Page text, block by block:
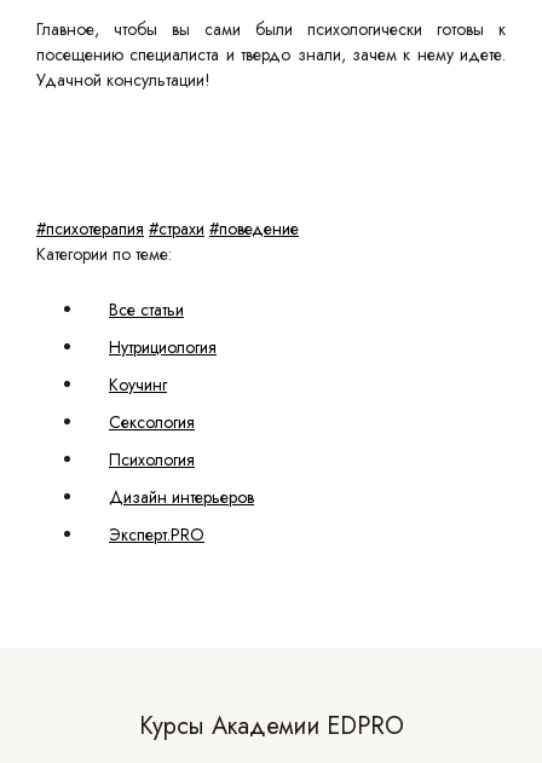
Главное, чтобы вы сами были психологически готовы к
посещению специалиста и твердо знали, зачем к нему идете.
Удачной консультации!
#психотерапия #страхи #поведение
Категории по теме:
Все статьи
Нутрициология
Коучинг
Сексология
Психология
Дизайн интерьеров
Эксперт.PRO
Курсы Академии EDPRO